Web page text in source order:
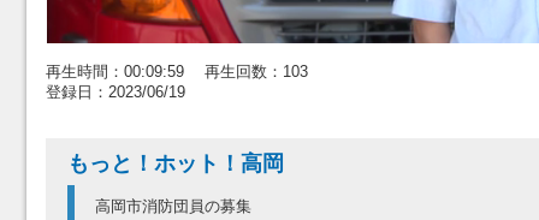
再生時間：00:09:59 再生回数：103
登録日：2023/06/19
もっと！ホット！高岡
高岡市消防団員の募集